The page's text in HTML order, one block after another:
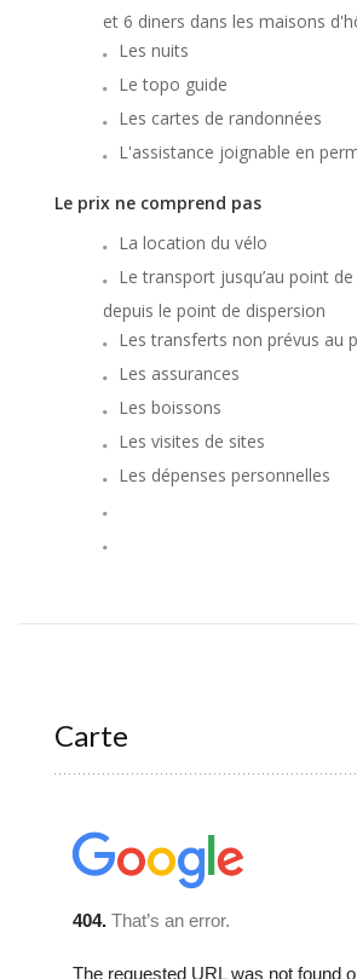
et 6 diners dans les maisons
Les nuits
Le topo guide
Les cartes de randonnées
L'assistance joignable en
Le prix ne comprend pas
La location du vélo
Le transport jusqu’au point
depuis le point de dispersion
Les transferts non prévus au
Les assurances
Les boissons
Les visites de sites
Les dépenses personnelles
Carte